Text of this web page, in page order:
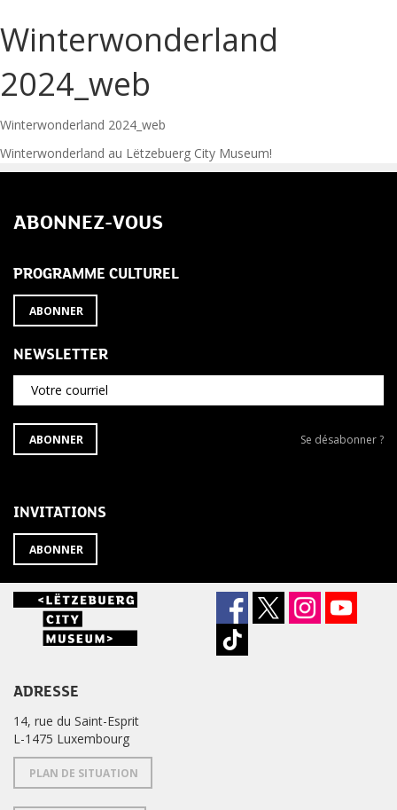
Winterwonderland
2024_web
Winterwonderland 2024_web
Navigation
l’article
Winterwonderland au Lëtzebuerg City Museum!
ABONNEZ-VOUS
PROGRAMME CULTUREL
ABONNER
NEWSLETTER
Votre courriel
S'ABONNER
À
ABONNER
Se
Se désabonner ?
INVITATIONS
ABONNER
ADRESSE
14, rue du Saint-Esprit
L-1475 Luxembourg
PLAN DE SITUATION